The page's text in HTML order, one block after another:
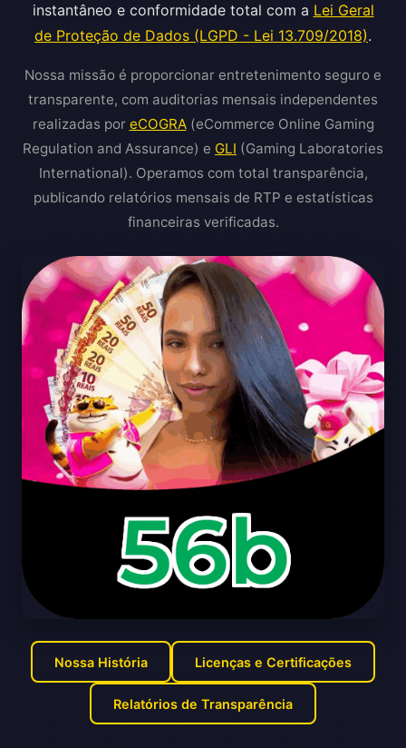
instantâneo e conformidade total com a Lei Geral
de Proteção de Dados (LGPD - Lei 13.709/2018).
Nossa missão é proporcionar entretenimento seguro e
transparente, com auditorias mensais independentes
realizadas por eCOGRA(eCommerce Online Gaming
Regulation and Assurance) e GLI (Gaming Laboratories
International). Operamos com total transparência,
publicando relatórios mensais de RTP e estatísticas
financeiras verificadas.
Nossa História Licenças e Certificações
Relatórios de Transparência